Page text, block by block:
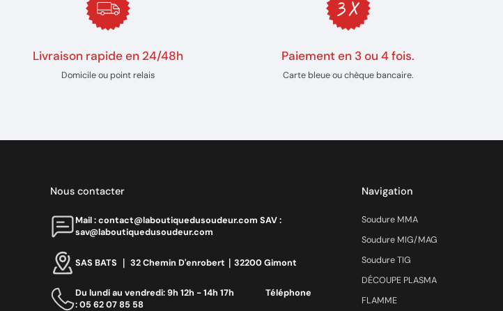
Livraison rapide en 24/48h
Domicile ou point relais
Paiement en 3 ou 4 fois.
Carte bleue ou chèque bancaire.
Nous contacter
Mail : contact@laboutiquedusoudeur.comㅤㅤㅤㅤ SAV :
sav@laboutiquedusoudeur.com
SAS BATS ｜ 32 Chemin D'enrobert｜32200 Gimont
Du lundi au vendredi: 9h 12h - 14h 17h ‎ ‎ ‎ ‎ ‎ ‎ ‎ ‎ ‎ ‎ ‎ ‎ ‎ ‎‎ Téléphone
: 05 62 07 85 58
Navigation
Soudure MMA
Soudure MIG/MAG
Soudure TIG
DÉCOUPE PLASMA
FLAMME